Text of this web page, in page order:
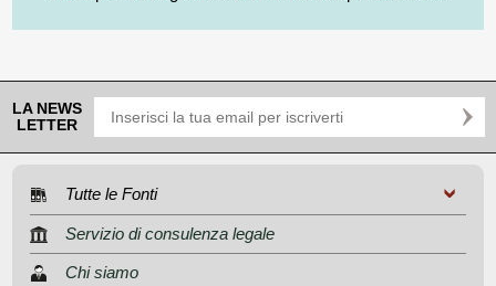
LA NEWS
LETTER
Tutte le Fonti
Servizio di consulenza legale
Chi siamo